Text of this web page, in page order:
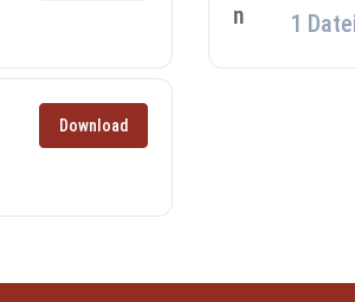
1
Download